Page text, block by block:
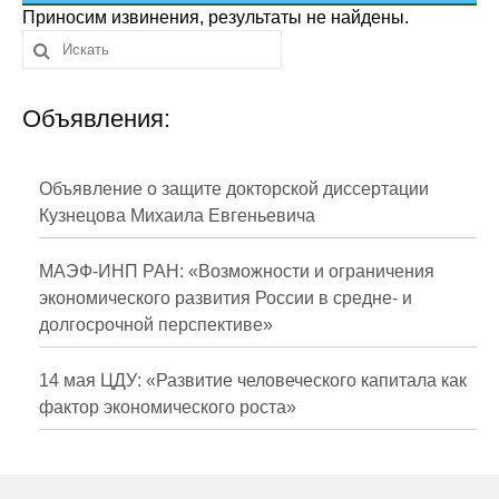
Сотрудники
Отчетность
Противодействие коррупции
Публикации
Научная жизнь
Издания
Проблемы прогнозирования
О журнале
Приносим извинения, результаты не найдены.
Объявления:
Объявление о защите докторской диссертации
Кузнецова Михаила Евгеньевича
МАЭФ-ИНП РАН: «Возможности и ограничения
экономического развития России в средне- и
долгосрочной перспективе»
14 мая ЦДУ: «Развитие человеческого капитала как
фактор экономического роста»